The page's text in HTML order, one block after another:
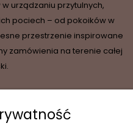
urządzaniu przytulnych,
pociech – od pokoików w
przestrzenie inspirowane
zamówienia na terenie całej